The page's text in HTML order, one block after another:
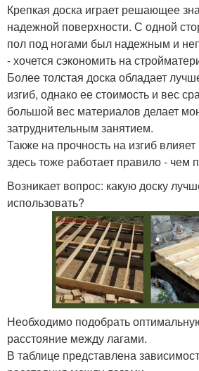
Крепкая доска играет решающее
надежной поверхности. С одной
пол под ногами был надежным и
- хочется сэкономить на
Более толстая доска обладает
изгиб, однако ее стоимость и вес
большой вес материалов делает
затруднительным занятием.
Также на прочность на изгиб
здесь тоже работает правило - чем
Возникает вопрос: какую доску
использовать?
Необходимо подобрать
расстояние между лагами.
В таблице представлена